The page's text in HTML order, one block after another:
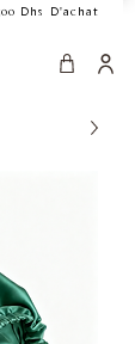
Dhs D'achat